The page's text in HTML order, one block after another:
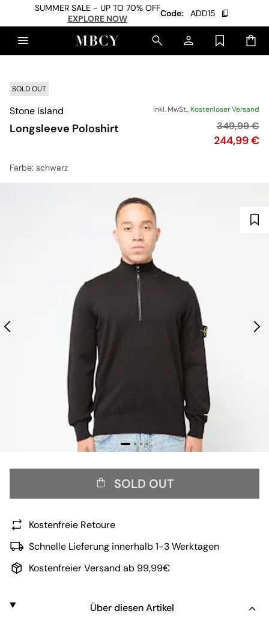
SUMMER SALE - UP TO 70% OFF
EXPLORE NOW
Code: ADD15
SOLD OUT
Stone Island
Longsleeve Poloshirt
inkl. MwSt., Kostenloser Versand
Preis
244,99 €
349,99 €
Farbe: schwarz
SOLD OUT
Kostenfreie Retoure
Schnelle Lieferung innerhalb 1-3 Werktagen
Kostenfreier Versand ab 99,99€
Über diesen Artikel